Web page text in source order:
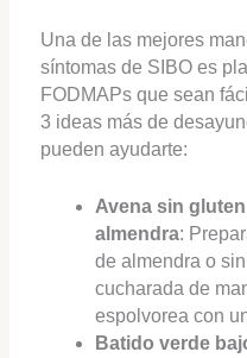
Una de las mejores
síntomas de SIBO es
FODMAPs que sean
3 ideas más de
pueden ayudarte:
Avena sin
almendra:
de almendra o
cucharada de
espolvorea con
Batido verde